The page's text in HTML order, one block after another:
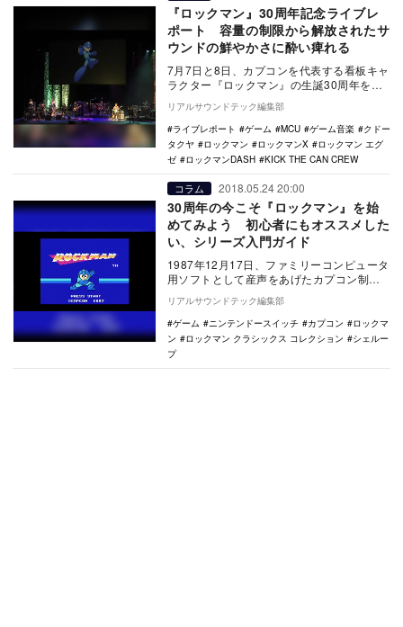
『ロックマン』30周年記念ライブレ
ポート 容量の制限から解放されたサ
ウンドの鮮やかさに酔い痺れる
7月7日と8日、カプコンを代表する看板キャ
ラクター『ロックマン』の生誕30周年を記
念するライブが、東京・中野の「なかの
ZERO …
リアルサウンドテック編集部
ライブレポート
ゲーム MCU ゲーム音楽
クドー
タクヤ
ロックマン ロックマンX
ロックマン エグ
ゼ
ロックマンDASH KICK THE CAN CREW
コラム 2018.05.24 20:00
30周年の今こそ『ロックマン』を始
めてみよう 初心者にもオススメした
い、シリーズ入門ガイド
1987年12月17日、ファミリーコンピュータ
用ソフトとして産声をあげたカプコン制作
のアクションゲーム『ロックマン』は昨
年、生誕…
リアルサウンドテック編集部
ゲーム
ニンテンドースイッチ カプコン
ロックマ
ン
ロックマン クラシックス コレクション
シェルー
プ